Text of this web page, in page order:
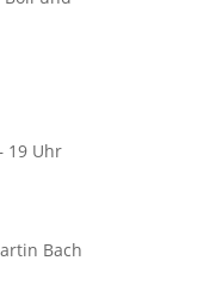
19 Uhr
Bach